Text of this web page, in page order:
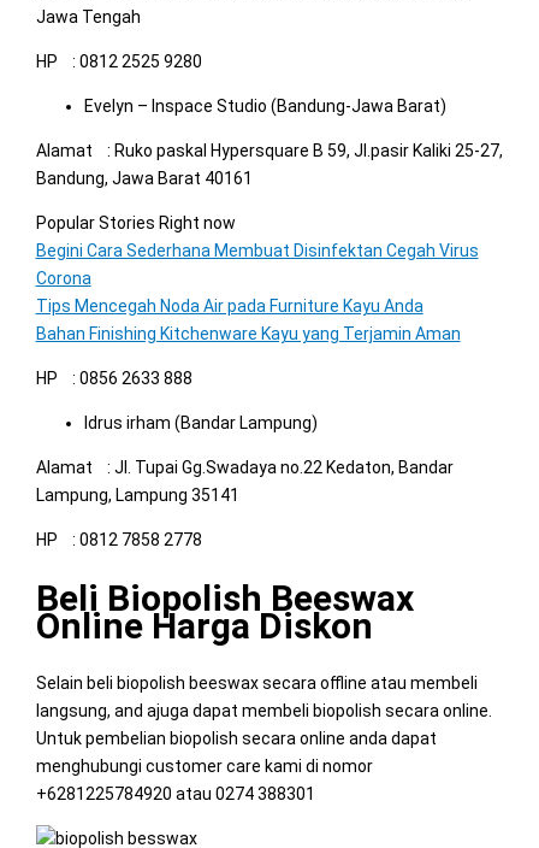
Jawa Tengah
HP : 0812 2525 9280
Evelyn – Inspace Studio (Bandung-Jawa Barat)
Alamat : Ruko paskal Hypersquare B 59, Jl.pasir Kaliki 25-27,
Bandung, Jawa Barat 40161
Popular Stories Right now
Begini Cara Sederhana Membuat Disinfektan Cegah Virus
Corona
Tips Mencegah Noda Air pada Furniture Kayu Anda
Bahan Finishing Kitchenware Kayu yang Terjamin Aman
HP : 0856 2633 888
Idrus irham (Bandar Lampung)
Alamat : Jl. Tupai Gg.Swadaya no.22 Kedaton, Bandar
Lampung, Lampung 35141
HP : 0812 7858 2778
Beli Biopolish Beeswax
Online Harga Diskon
Selain beli biopolish beeswax secara offline atau membeli
langsung, and ajuga dapat membeli biopolish secara online.
Untuk pembelian biopolish secara online anda dapat
menghubungi customer care kami di nomor
+6281225784920 atau 0274 388301